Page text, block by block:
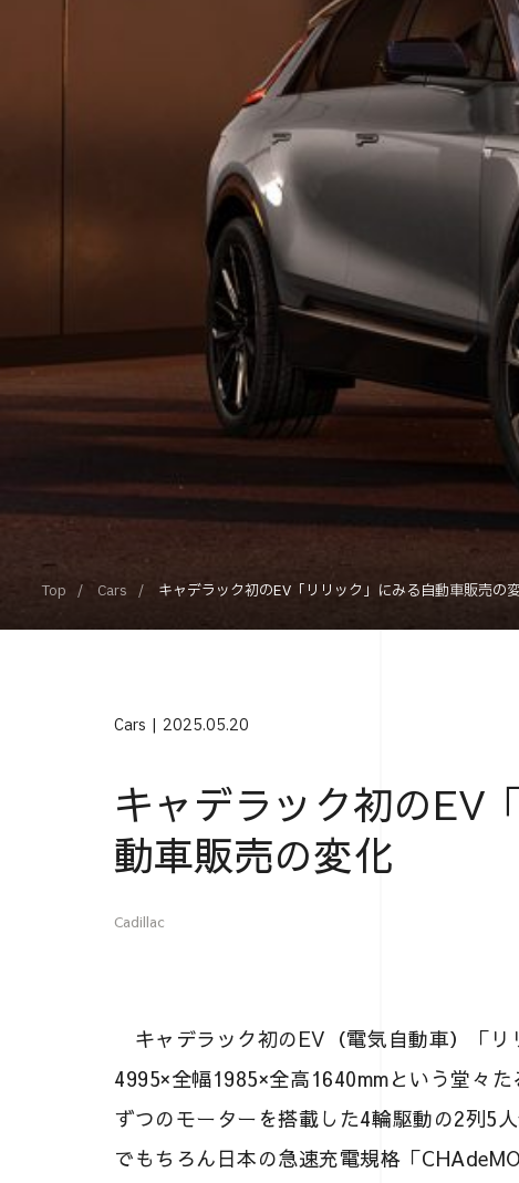
Top Cars キャデラック初のEV「リリック」にみる自動車販売の
Cars 2025.05.20
キャデラック初のEV
動車販売の変化
Cadillac
キャデラック初のEV（電気自動車）「
4995×全幅1985×全高1640mmという堂々
ずつのモーターを搭載した4輪駆動の2列5
でもちろん日本の急速充電規格「